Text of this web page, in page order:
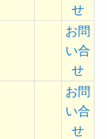
せ
お問
い合
せ
お問
い合
せ